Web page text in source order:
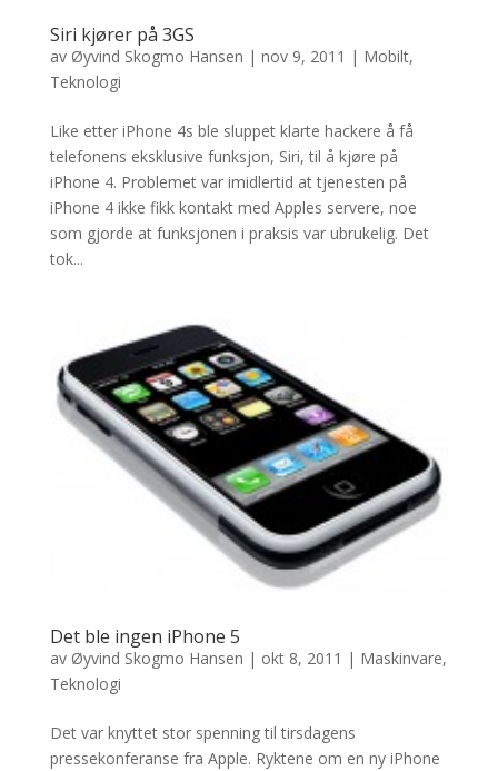
Siri kjører på 3GS
av Øyvind Skogmo Hansen | nov 9, 2011 | Mobilt,
Teknologi
Like etter iPhone 4s ble sluppet klarte hackere å få
telefonens eksklusive funksjon, Siri, til å kjøre på
iPhone 4. Problemet var imidlertid at tjenesten på
iPhone 4 ikke fikk kontakt med Apples servere, noe
som gjorde at funksjonen i praksis var ubrukelig. Det
tok...
Det ble ingen iPhone 5
av Øyvind Skogmo Hansen | okt 8, 2011 | Maskinvare,
Teknologi
Det var knyttet stor spenning til tirsdagens
pressekonferanse fra Apple. Ryktene om en ny iPhone